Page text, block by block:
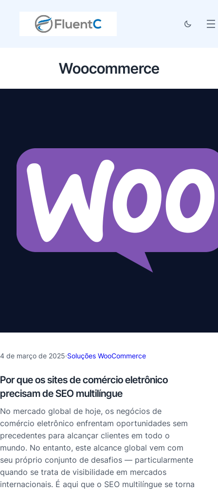
Woocommerce
4 de março de 2025·Soluções WooCommerce
Por que os sites de comércio eletrônico
precisam de SEO multilíngue
No mercado global de hoje, os negócios de
comércio eletrônico enfrentam oportunidades sem
precedentes para alcançar clientes em todo o
mundo. No entanto, este alcance global vem com
seu próprio conjunto de desafios — particularmente
quando se trata de visibilidade em mercados
internacionais. É aqui que o SEO multilíngue se torna